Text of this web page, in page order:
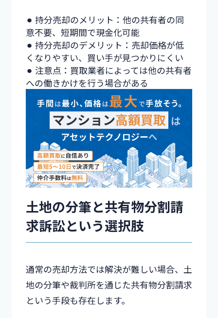
⚫︎ 持分売却のメリット：他の共有者の同
意不要、短期間で現金化可能
⚫︎ 持分売却のデメリット：売却価格が低
くなりやすい、買い手が見つかりにくい
⚫︎ 注意点：買取業者によっては他の共有者
への働きかけを行う場合がある
土地の分筆と共有物分割請
求訴訟という選択肢
通常の売却方法では解決が難しい場合、土
地の分筆や裁判所を通じた共有物分割請求
という手段も存在します。